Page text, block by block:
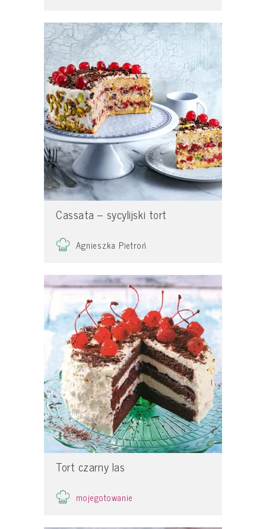
Cassata – sycylijski tort
Agnieszka Pietroń
Tort czarny las
mojegotowanie